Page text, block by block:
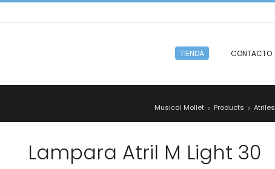
TIENDA CONTACTO
Musical Mollet > Products > Atriles
Lampara Atril M Light 30